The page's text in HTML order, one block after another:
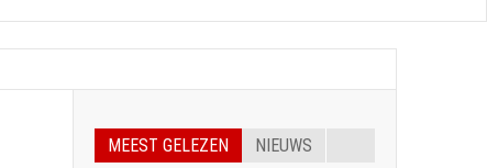
MEEST GELEZEN NIEUWS